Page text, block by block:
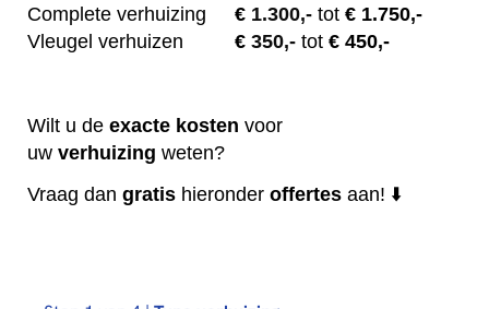
Complete verhuizing
€ 1.300,- tot € 1.750,-
Vleugel verhuizen
€ 350,- tot € 450,-
Wilt u de exacte kosten voor
uw verhuizing weten?
Vraag dan gratis hieronder offertes aan! ⬇️